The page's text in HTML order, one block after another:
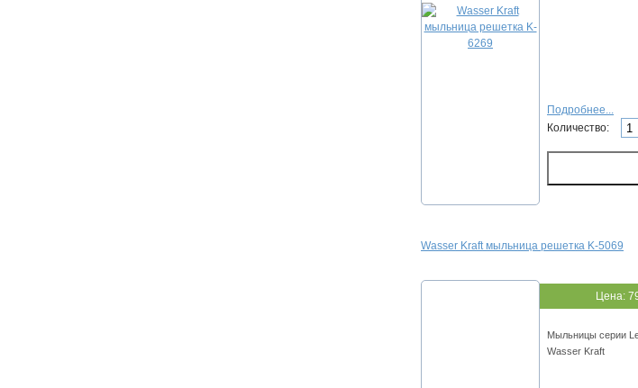
Подробнее...
Количество:
Wasser Kraft мыльница решетка K-5069
Цена:
Мыльницы серии
Wasser Kraft